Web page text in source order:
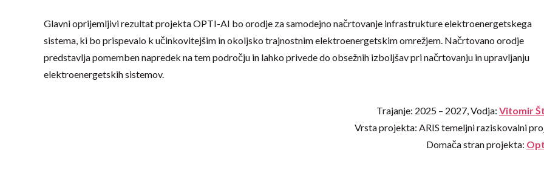
Glavni oprijemljivi rezultat projekta OPTI-AI bo orodje za samodejno načrtovanje infrastrukture elektroenergetskega
sistema, ki bo prispevalo k učinkovitejšim in okoljsko trajnostnim elektroenergetskim omrežjem. Načrtovano orodje
predstavlja pomemben napredek na tem področju in lahko privede do obsežnih izboljšav pri načrtovanju in upravljanju
elektroenergetskih sistemov.
Trajanje: 2025 – 2027, Vodja: Vitomir
Vrsta projekta: ARIS temeljni raziskovalni
Domača stran projekta: